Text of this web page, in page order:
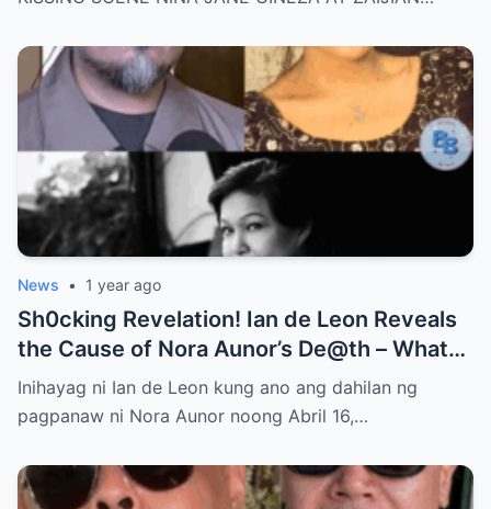
Line for the Real-Life Couple?
News • 1 year ago
Sh0cking Revelation! Ian de Leon Reveals
the Cause of Nora Aunor’s De@th – What
Hidden Truth Lies Behind the Passing of a
Legend?
Inihayag ni Ian de Leon kung ano ang dahilan ng
pagpanaw ni Nora Aunor noong Abril 16,…